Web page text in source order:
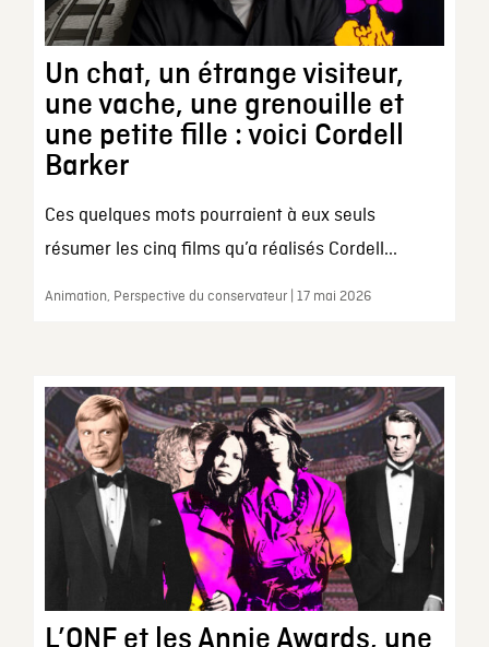
Un chat, un étrange visiteur,
une vache, une grenouille et
une petite fille : voici Cordell
Barker
Ces quelques mots pourraient à eux seuls
résumer les cinq films qu’a réalisés Cordell...
Animation, Perspective du conservateur | 17 mai 2026
L’ONF et les Annie Awards, une